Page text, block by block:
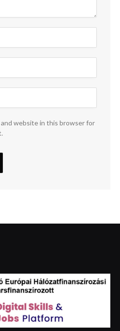
and website in this browser for